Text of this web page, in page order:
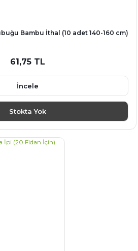
Bambu İthal (10 adet 140-160 cm)
61,75 TL
İncele
Stokta Yok